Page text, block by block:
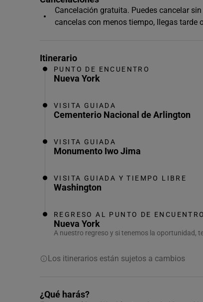
Cancelación gratuita. Puedes cancelar
cancelas con menos tiempo, llegas tarde
Itinerario
PUNTO DE ENCUENTRO
Nueva York
VISITA GUIADA
Cementerio Nacional de Arlington
VISITA GUIADA
Monumento Iwo Jima
VISITA GUIADA Y TIEMPO LIBRE
Washington
REGRESO AL PUNTO DE ENCUENTRO
Nueva York
A nuestro regreso y si tenemos la oportunidad,
Los itinerarios están sujetos a cambios
¿Qué harás?